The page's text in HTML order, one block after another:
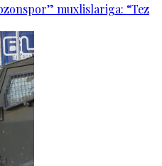
muxlislariga: “Tez